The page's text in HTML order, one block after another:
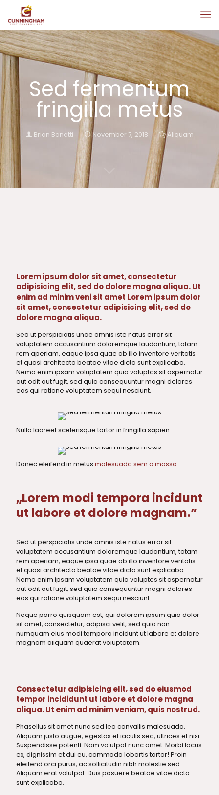
Sed fermentum
fringilla metus
Brian Bonetti November 7, 2018 Aliquam
Lorem ipsum dolor sit amet, consectetur
adipisicing elit, sed do dolore magna aliqua. Ut
enim ad minim veni sit amet Lorem ipsum dolor
sit amet, consectetur adipisicing elit, sed do
dolore magna aliqua.
Sed ut perspiciatis unde omnis iste natus error sit
voluptatem accusantium doloremque laudantium, totam
rem aperiam, eaque ipsa quae ab illo inventore veritatis
et quasi architecto beatae vitae dicta sunt explicabo.
Nemo enim ipsam voluptatem quia voluptas sit aspernatur
aut odit aut fugit, sed quia consequuntur magni dolores
eos qui ratione voluptatem sequi nesciunt.
Nulla laoreet scelerisque tortor in fringilla sapien
Donec eleifend in metus malesuada sem a massa
„Lorem modi tempora incidunt
ut labore et dolore magnam.”
Sed ut perspiciatis unde omnis iste natus error sit
voluptatem accusantium doloremque laudantium, totam
rem aperiam, eaque ipsa quae ab illo inventore veritatis
et quasi architecto beatae vitae dicta sunt explicabo.
Nemo enim ipsam voluptatem quia voluptas sit aspernatur
aut odit aut fugit, sed quia consequuntur magni dolores
eos qui ratione voluptatem sequi nesciunt.
Neque porro quisquam est, qui dolorem ipsum quia dolor
sit amet, consectetur, adipisci velit, sed quia non
numquam eius modi tempora incidunt ut labore et dolore
magnam aliquam quaerat voluptatem.
Consectetur adipisicing elit, sed do eiusmod
tempor incididunt ut labore et dolore magna
aliqua. Ut enim ad minim veniam, quis nostrud.
Phasellus sit amet nunc sed leo convallis malesuada.
Aliquam justo augue, egestas et iaculis sed, ultrices et nisi.
Suspendisse potenti. Nam volutpat nunc amet. Morbi lacus
ex, dignissim et dui eu, commodo lobortis tortor! Proin
eleifend orci purus, ac sollicitudin nibh molestie sed.
Aliquam erat volutpat. Duis posuere beatae vitae dicta
sunt explicabo.